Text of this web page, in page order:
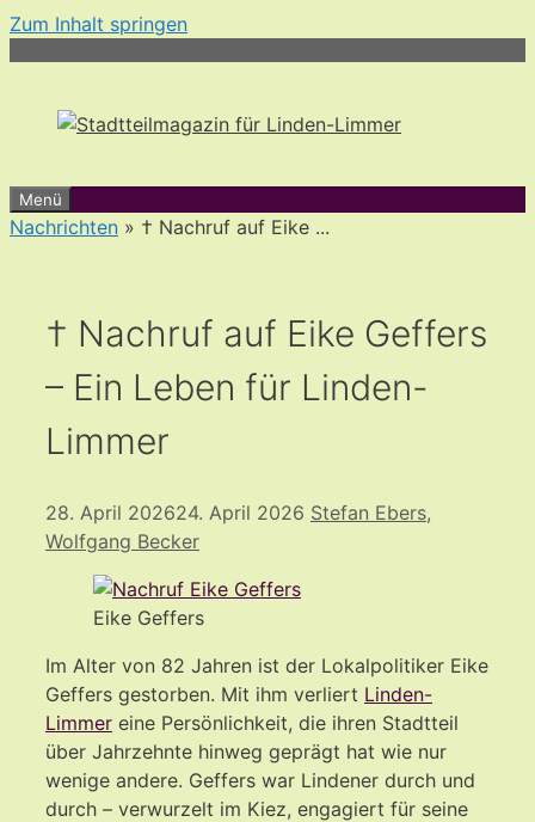
Zum Inhalt springen
Menü
Nachrichten » † Nachruf auf Eike ...
† Nachruf auf Eike Geffers
– Ein Leben für Linden-
Limmer
28. April 202624. April 2026 Stefan Ebers,
Wolfgang Becker
Eike Geffers
Im Alter von 82 Jahren ist der Lokalpolitiker Eike
Geffers gestorben. Mit ihm verliert Linden-
Limmer eine Persönlichkeit, die ihren Stadtteil
über Jahrzehnte hinweg geprägt hat wie nur
wenige andere. Geffers war Lindener durch und
durch – verwurzelt im Kiez, engagiert für seine